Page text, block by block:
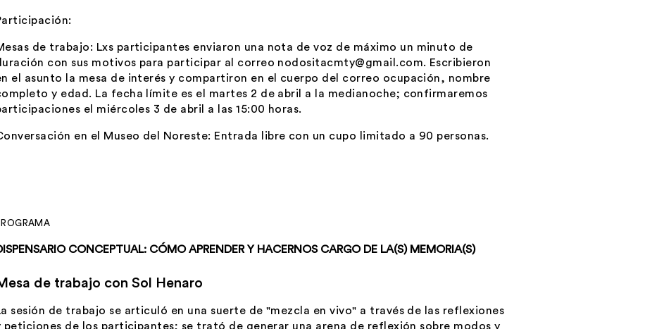
de trabajo: Lxs participantes enviaron una nota de voz de máximo un minuto de
con sus motivos para participar al correo nodositacmty@gmail.com. Escribieron
el asunto la mesa de interés y compartiron en el cuerpo del correo ocupación, nombre
y edad. La fecha límite es el martes 2 de abril a la medianoche; confirmaremos
el miércoles 3 de abril a las 15:00 horas.
en el Museo del Noreste: Entrada libre con un cupo limitado a 90 personas.
CONCEPTUAL: CÓMO APRENDER Y HACERNOS CARGO DE LA(S) MEMORIA(S)
de trabajo con Sol Henaro
sesión de trabajo se articuló en una suerte de "mezcla en vivo" a través de las reflexiones
peticiones de los participantes; se trató de generar una arena de reflexión sobre modos y